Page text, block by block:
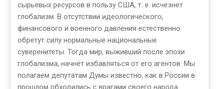
сырьевых ресурсов в пользу США, т. е. исчезнет
глобализм. В отсутствии идеологического,
финансового и военного давления естественно
обретут силу нормальные национальные
суверенитеты. Тогда мир, выживший после эпохи
глобализма, начнёт избавляться от его агентов. Мы
полагаем депутатам Думы известно, как в России в
прошлом обходились с врагами своего народа.